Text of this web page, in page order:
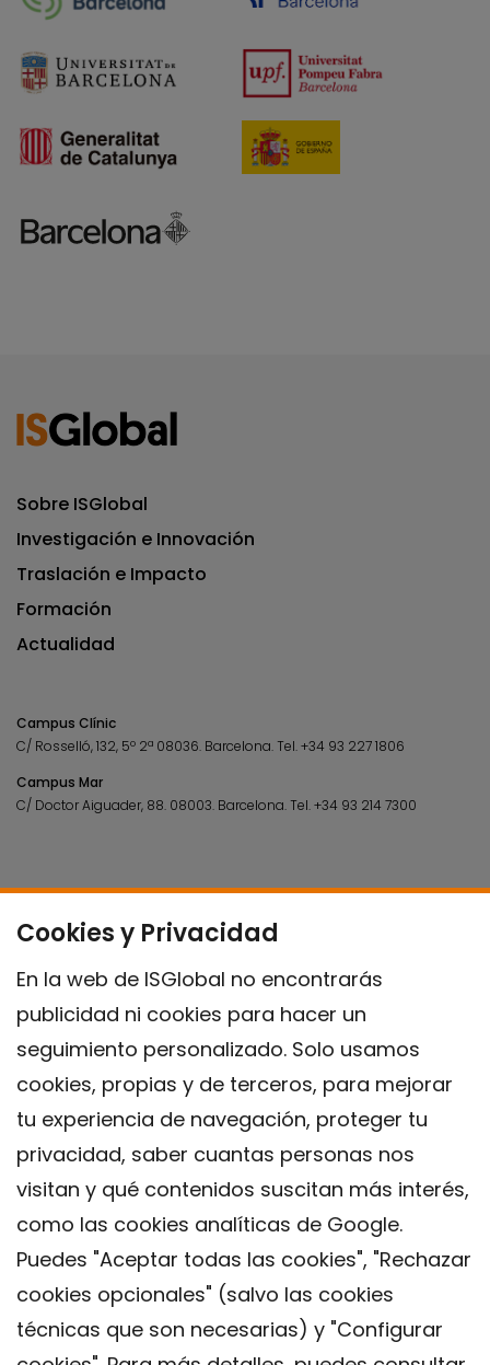
Cookies y Privacidad
En la web de ISGlobal no encontrarás
publicidad ni cookies para hacer un
seguimiento personalizado. Solo usamos
cookies, propias y de terceros, para mejorar
tu experiencia de navegación, proteger tu
privacidad, saber cuantas personas nos
visitan y qué contenidos suscitan más interés,
como las cookies analíticas de Google.
Puedes "Aceptar todas las cookies", "Rechazar
cookies opcionales" (salvo las cookies
técnicas que son necesarias) y "Configurar
Sobre ISGlobal
Investigación e Innovación
Traslación e Impacto
Formación
Actualidad
Campus Clínic
C/ Rosselló, 132, 5º 2ª 08036. Barcelona.Tel.+34 93 227 1806
Campus Mar
C/ Doctor Aiguader, 88. 08003. Barcelona.Tel.+34 93 214 7300
Contacto